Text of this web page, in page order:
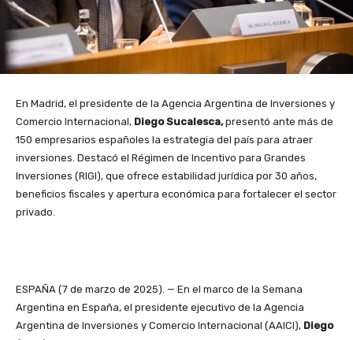
En Madrid, el presidente de la Agencia Argentina de Inversiones y
Comercio Internacional, Diego Sucalesca,presentó ante más de
150 empresarios españoles la estrategia del país para atraer
inversiones. Destacó el Régimen de Incentivo para Grandes
Inversiones (RIGI), que ofrece estabilidad jurídica por 30 años,
beneficios fiscales y apertura económica para fortalecer el sector
privado.
ESPAÑA (7 de marzo de 2025). — En el marco de la Semana
Argentina en España, el presidente ejecutivo de la Agencia
Argentina de Inversiones y Comercio Internacional (AAICI), Diego